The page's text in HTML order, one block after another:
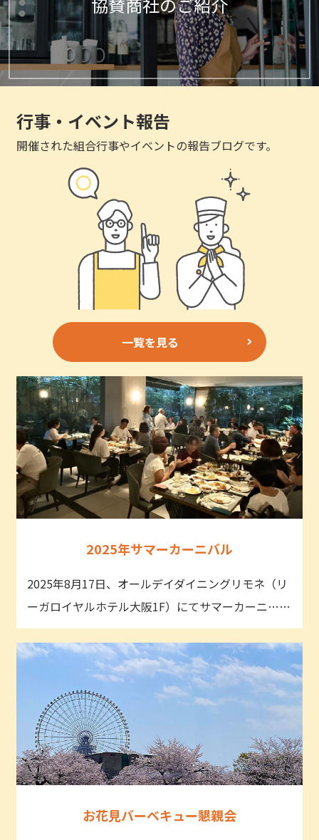
行事・イベント報告
開催された組合行事やイベントの報告ブログです。
一覧を見る
2025年サマーカーニバル
2025年8月17日、オールデイダイニングリモネ（リ
ーガロイヤルホテル大阪1F）にてサマーカーニ……
お花見バーベキュー懇親会